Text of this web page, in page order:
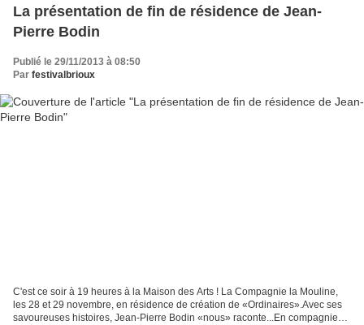
La présentation de fin de résidence de Jean-
Pierre Bodin
Publié le 29/11/2013 à 08:50
Par festivalbrioux
C'est ce soir à 19 heures à la Maison des Arts ! La Compagnie la Mouline,
les 28 et 29 novembre, en résidence de création de «Ordinaires».Avec ses
savoureuses histoires, Jean-Pierre Bodin «nous» raconte...En compagnie